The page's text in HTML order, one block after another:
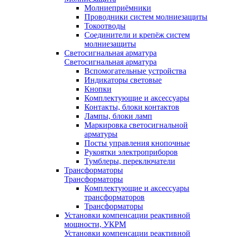
Молниеприёмники
Проводники систем молниезащиты
Токоотводы
Соединители и крепёж систем
молниезащиты
Светосигнальная арматура
Светосигнальная арматура
Вспомогательные устройства
Индикаторы световые
Кнопки
Комплектующие и аксессуары
Контакты, блоки контактов
Лампы, блоки ламп
Маркировка светосигнальной
арматуры
Посты управления кнопочные
Рукоятки электроприборов
Тумблеры, переключатели
Трансформаторы
Трансформаторы
Комплектующие и аксессуары
трансформаторов
Трансформаторы
Установки компенсации реактивной
мощности, УКРМ
Установки компенсации реактивной